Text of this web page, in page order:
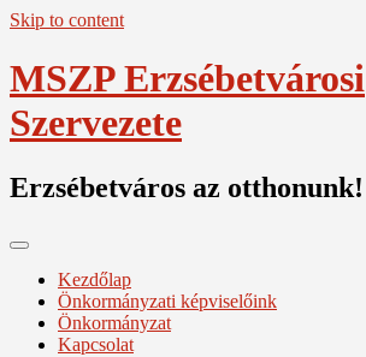
Skip to content
MSZP Erzsébetvárosi
Szervezete
Erzsébetváros az otthonunk!
Kezdőlap
Önkormányzati képviselőink
Önkormányzat
Kapcsolat